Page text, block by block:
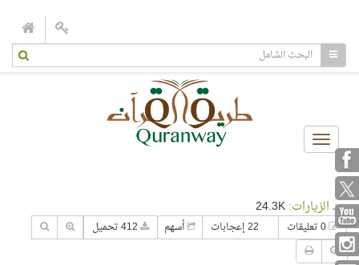
Toggle
navigation
عدد الزيارات:
22 إعجابات أسهم